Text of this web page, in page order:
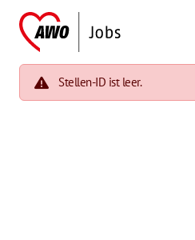
Stellen-ID ist leer.